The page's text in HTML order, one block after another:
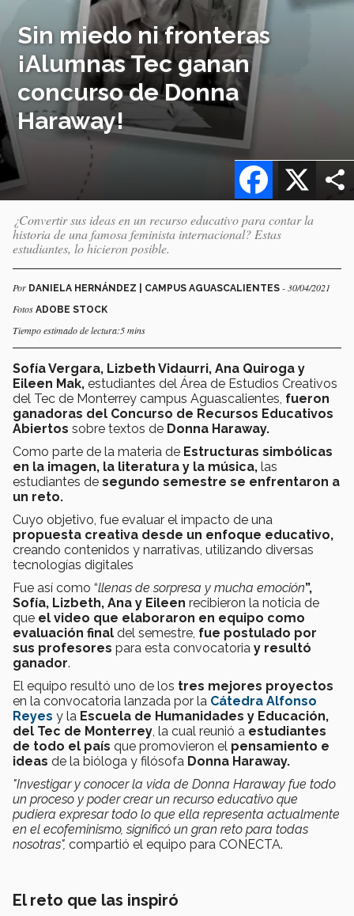
Sin miedo ni fronteras
¡Alumnas Tec ganan
concurso de Donna
Haraway!
X
Facebook
¿Convertir sus ideas en un recurso educativo para contar la
historia de una famosa feminista internacional? Estas
estudiantes, lo hicieron posible.
Por DANIELA HERNÁNDEZ | CAMPUS AGUASCALIENTES - 30/04/2021
Fotos ADOBE STOCK
Tiempo estimado de lectura:5 mins
Sofía Vergara, Lizbeth Vidaurri, Ana Quiroga y
Eileen Mak, estudiantes del Área de Estudios Creativos
del Tec de Monterrey campus Aguascalientes, fueron
ganadoras del Concurso de Recursos Educativos
Abiertos sobre textos de Donna Haraway.
Como parte de la materia de Estructuras simbólicas
en la imagen, la literatura y la música, las
estudiantes de segundo semestre se enfrentaron a
un reto.
Cuyo objetivo, fue evaluar el impacto de una
propuesta creativa desde un enfoque educativo,
creando contenidos y narrativas, utilizando diversas
tecnologías digitales
Fue así como “llenas de sorpresa y mucha emoción”,
Sofía, Lizbeth, Ana y Eileen recibieron la noticia de
que el video que elaboraron en equipo como
evaluación final del semestre, fue postulado por
sus profesores para esta convocatoria y resultó
ganador.
El equipo resultó uno de los tres mejores proyectos
en la convocatoria lanzada por la Cátedra Alfonso
Reyes y la Escuela de Humanidades y Educación,
del Tec de Monterrey , la cual reunió a estudiantes
de todo el país que promovieron el pensamiento e
ideas de la bióloga y filósofa Donna Haraway.
"Investigar y conocer la vida de Donna Haraway fue todo
un proceso y poder crear un recurso educativo que
pudiera expresar todo lo que ella representa actualmente
en el ecofeminismo, significó un gran reto para todas
nosotras", compartió el equipo para CONECTA.
El reto que las inspiró